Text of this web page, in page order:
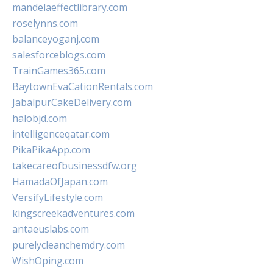
mandelaeffectlibrary.com
roselynns.com
balanceyoganj.com
salesforceblogs.com
TrainGames365.com
BaytownEvaCationRentals.com
JabalpurCakeDelivery.com
halobjd.com
intelligenceqatar.com
PikaPikaApp.com
takecareofbusinessdfw.org
HamadaOfJapan.com
VersifyLifestyle.com
kingscreekadventures.com
antaeuslabs.com
purelycleanchemdry.com
WishOping.com